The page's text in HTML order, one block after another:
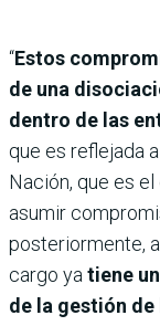
“Estos
de una
dentro de las
que es reflejada
Nación, que es
asumir
posteriormente,
cargo yatiene
de la gestión